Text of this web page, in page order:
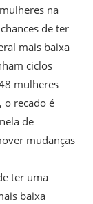
na
de ter
mais baixa
ciclos
mulheres
o recado é
de
mudanças
ter uma
baixa